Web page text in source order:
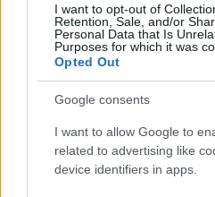
I want to opt-out of
Retention, Sale, and/or
Personal Data that Is
Purposes for which it was
Opted Out
Google consents
I want to allow Google to
related to advertising like
device identifiers in apps.
NEWS